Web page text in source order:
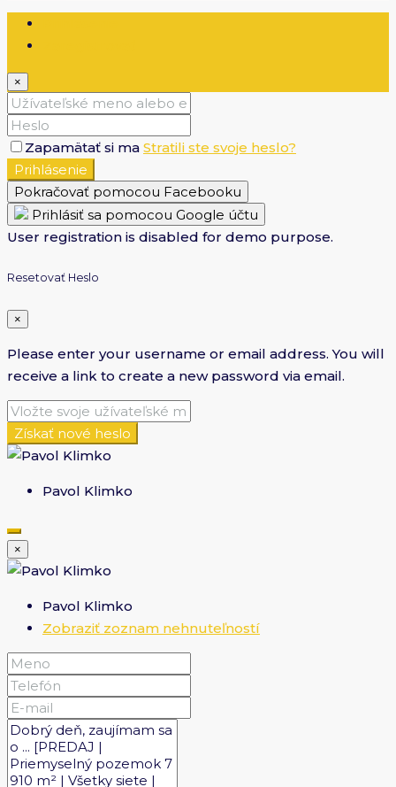
×
Zapamätať si ma Stratili ste svoje heslo?
Prihlásenie
Pokračovať pomocou Facebooku
Prihlásiť sa pomocou Google účtu
User registration is disabled for demo purpose.
Resetovať Heslo
×
Please enter your username or email address. You will
receive a link to create a new password via email.
Získať nové heslo
Pavol Klimko
×
Pavol Klimko
Zobraziť zoznam nehnuteľností